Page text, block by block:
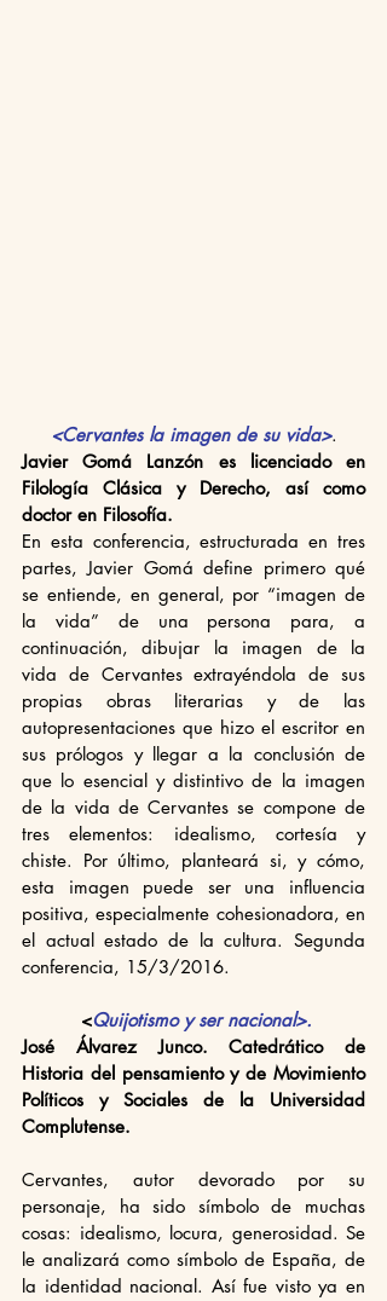
<Cervantes la imagen de su vida>.
Javier Gomá Lanzón es licenciado en
Filología Clásica y Derecho, así como
doctor en Filosofía.
En esta conferencia, estructurada en tres
partes, Javier Gomá define primero qué
se entiende, en general, por “imagen de
la vida” de una persona para, a
continuación, dibujar la imagen de la
vida de Cervantes extrayéndola de sus
propias obras literarias y de las
autopresentaciones que hizo el escritor en
sus prólogos y llegar a la conclusión de
que lo esencial y distintivo de la imagen
de la vida de Cervantes se compone de
tres elementos: idealismo, cortesía y
chiste. Por último, planteará si, y cómo,
esta imagen puede ser una influencia
positiva, especialmente cohesionadora, en
el actual estado de la cultura. Segunda
conferencia, 15/3/2016.
<Quijotismo y ser nacional>.
José Álvarez Junco. Catedrático de
Historia del pensamiento y de Movimiento
Políticos y Sociales de la Universidad
Complutense.
Cervantes, autor devorado por su
personaje, ha sido símbolo de muchas
cosas: idealismo, locura, generosidad. Se
le analizará como símbolo de España, de
la identidad nacional. Así fue visto ya en